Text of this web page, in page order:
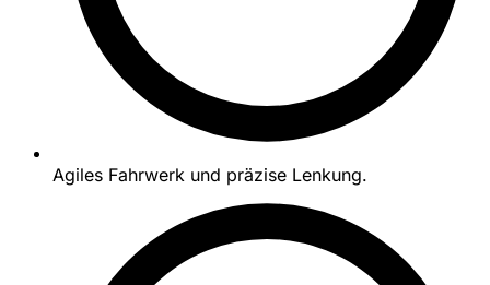
Agiles Fahrwerk und präzise Lenkung.